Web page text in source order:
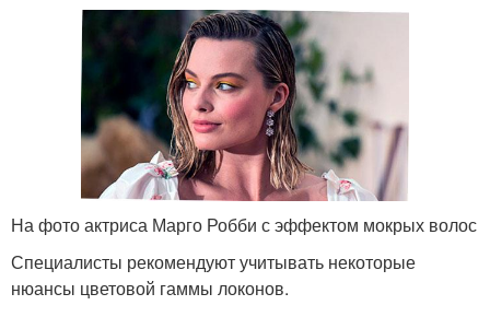
На фото актриса Марго Робби с эффектом мокрых волос
Специалисты рекомендуют учитывать некоторые
нюансы цветовой гаммы локонов.